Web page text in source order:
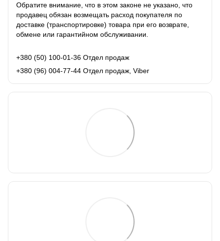
Обратите внимание, что в этом законе не указано, что
продавец обязан возмещать расход покупателя по
доставке (транспортировке) товара при его возврате,
обмене или гарантийном обслуживании.
+380 (50) 100-01-36 Отдел продаж
+380 (96) 004-77-44 Отдел продаж, Viber